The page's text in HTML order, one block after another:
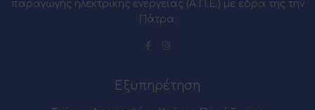
παραγωγής ηλεκτρικής ενέργειας (Α.Π.Ε.) με έδρα της την
Πάτρα.
Εξυπηρέτηση